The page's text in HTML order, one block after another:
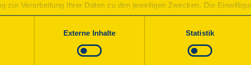
zur Verarbeitung Ihrer Daten zu den jeweiligen Zwecken. Die
nicht erforderlich und kann jederzeit aktualisiert oder widerrufen
werden nur essenzielle Cookies auf der Webseite gesetzt, die
Externe Inhalte Statistik